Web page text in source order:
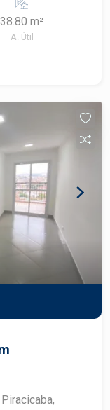
Ambiente
38.80 m²
A. Útil